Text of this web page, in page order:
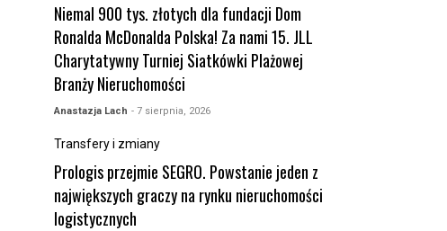
Niemal 900 tys. złotych dla fundacji Dom
Ronalda McDonalda Polska! Za nami 15. JLL
Charytatywny Turniej Siatkówki Plażowej
Branży Nieruchomości
Anastazja Lach - 7 sierpnia, 2026
Transfery i zmiany
Prologis przejmie SEGRO. Powstanie jeden z
największych graczy na rynku nieruchomości
logistycznych